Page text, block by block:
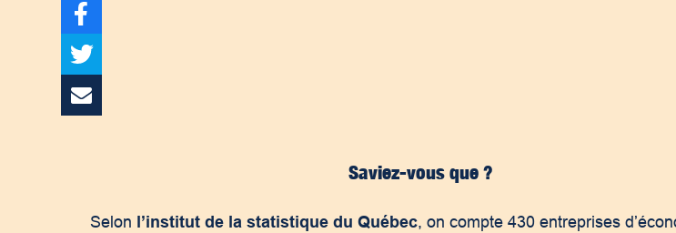
Saviez-vous que ?
Selon l’institut de la statistique du Québec, on compte 430 entreprises